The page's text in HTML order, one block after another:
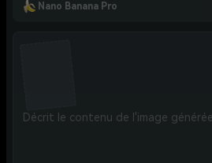
Nano Banana Pro